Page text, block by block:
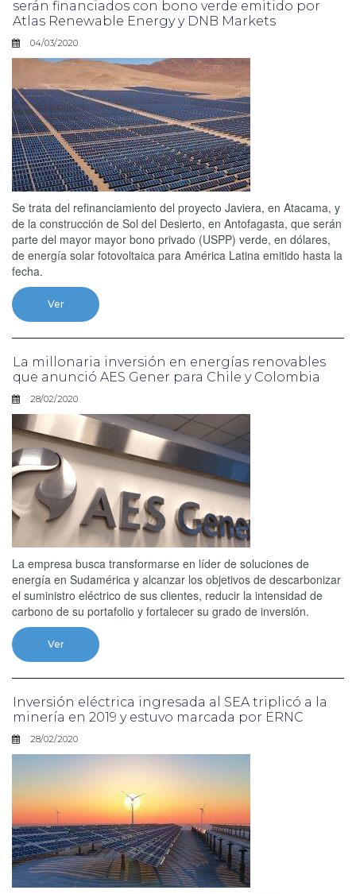
serán financiados con bono verde emitido por
Atlas Renewable Energy y DNB Markets
04/03/2020
Se trata del refinanciamiento del proyecto Javiera, en Atacama, y
de la construcción de Sol del Desierto, en Antofagasta, que serán
parte del mayor mayor bono privado (USPP) verde, en dólares,
de energía solar fotovoltaica para América Latina emitido hasta la
fecha.
Ver
La millonaria inversión en energías renovables
que anunció AES Gener para Chile y Colombia
28/02/2020
La empresa busca transformarse en líder de soluciones de
energía en Sudamérica y alcanzar los objetivos de descarbonizar
el suministro eléctrico de sus clientes, reducir la intensidad de
carbono de su portafolio y fortalecer su grado de inversión.
Ver
Inversión eléctrica ingresada al SEA triplicó a la
minería en 2019 y estuvo marcada por ERNC
28/02/2020